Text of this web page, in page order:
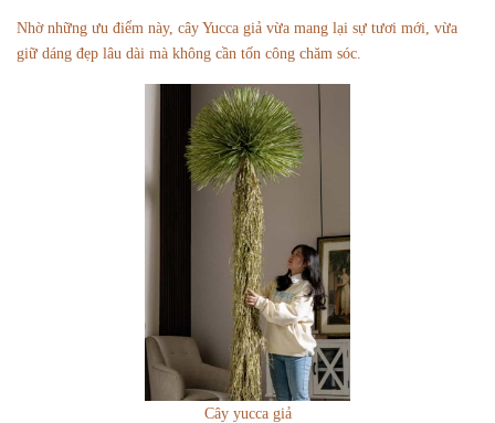
Nhờ những ưu điểm này, cây Yucca giả vừa mang lại sự tươi mới, vừa
giữ dáng đẹp lâu dài mà không cần tốn công chăm sóc.
Cây yucca giả